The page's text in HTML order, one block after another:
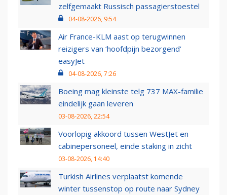
zelfgemaakt Russisch passagierstoestel
04-08-2026, 9:54
Air France-KLM aast op terugwinnen
reizigers van ‘hoofdpijn bezorgend’
easyJet
04-08-2026, 7:26
Boeing mag kleinste telg 737 MAX-familie
eindelijk gaan leveren
03-08-2026, 22:54
Voorlopig akkoord tussen WestJet en
cabinepersoneel, einde staking in zicht
03-08-2026, 14:40
Turkish Airlines verplaatst komende
winter tussenstop op route naar Sydney